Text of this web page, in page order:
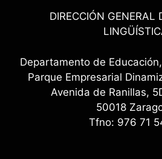
DIRECCIÓN GENERAL
Departamento de
Parque Empresarial
Avenida de Ranillas,
50018
Tfno: 976 71